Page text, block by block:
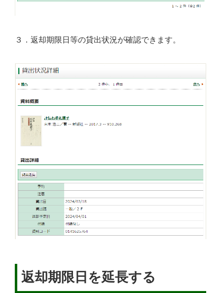
３．返却期限日等の貸出状況が確認できます。
返却期限日を延長する